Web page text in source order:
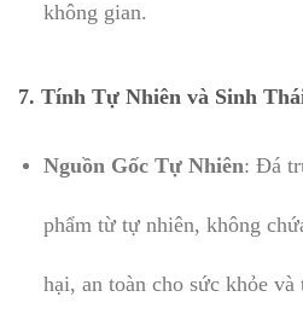
không gian.
7. Tính Tự Nhiên và Sinh
Nguồn Gốc Tự Nhiên: Đá
phẩm từ tự nhiên, không
hại, an toàn cho sức khỏe